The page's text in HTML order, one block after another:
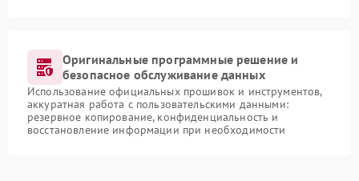
Оригинальные программные решение и
безопасное обслуживание данных
Использование официальных прошивок и инструментов,
аккуратная работа с пользовательскими данными:
резервное копирование, конфиденциальность и
восстановление информации при необходимости